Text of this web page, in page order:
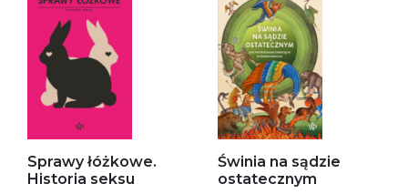
Sprawy łóżkowe.
Historia seksu
Świnia na sądzie
ostatecznym